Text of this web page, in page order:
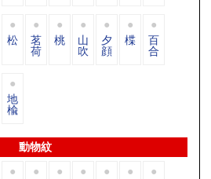
松 茗
荷
桃 山
吹
夕
顔
楪 百
合
地
楡
動物紋